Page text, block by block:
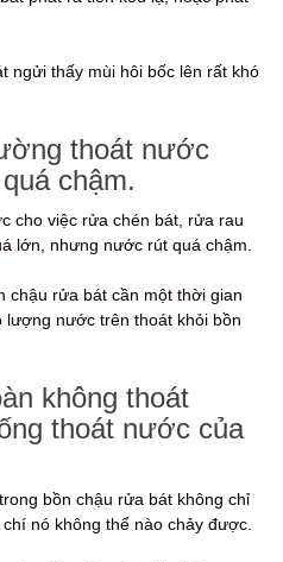
ngửi thấy mùi hôi bốc lên rất khó
thoát nước
chậm.
cho việc rửa chén bát, rửa rau
lớn, nhưng nước rút quá chậm.
chậu rửa bát cần một thời gian
nước trên thoát khỏi bồn
không thoát
thoát nước của
bồn chậu rửa bát không chỉ
nó không thể nào chảy được.